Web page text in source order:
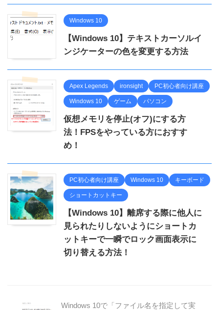
Windows 10
【Windows 10】テキストカーソルイ
ンジケーターの色を変更する方法
Apex Legends ironsight PC初心者向け講座
Windows 10 ゲーム パソコン
仮想メモリを停止(オフ)にする方
法！FPSをやっている方におすす
め！
PC初心者向け講座 Windows 10 キーボード
ショートカットキー
【Windows 10】離席する際に他人に
見られたりしないようにショートカ
ットキーで一瞬でロック画面表示に
切り替える方法！
Windows 10で「ファイル名を指定して実